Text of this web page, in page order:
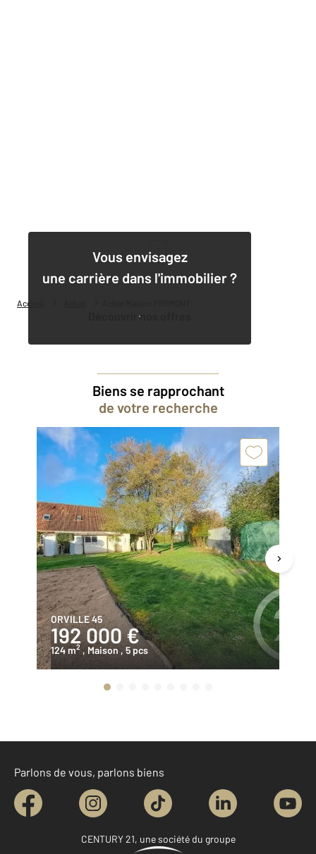
Accueil
Vous envisagez
une carrière dans l'immobilier ?
Découvrir nos offres
Biens se rapprochant
de votre recherche
ORVILLE 45
192 000 €
124 m2 , Maison , 5 pcs
Parlons de vous, parlons biens
CENTURY 21, une société du groupe